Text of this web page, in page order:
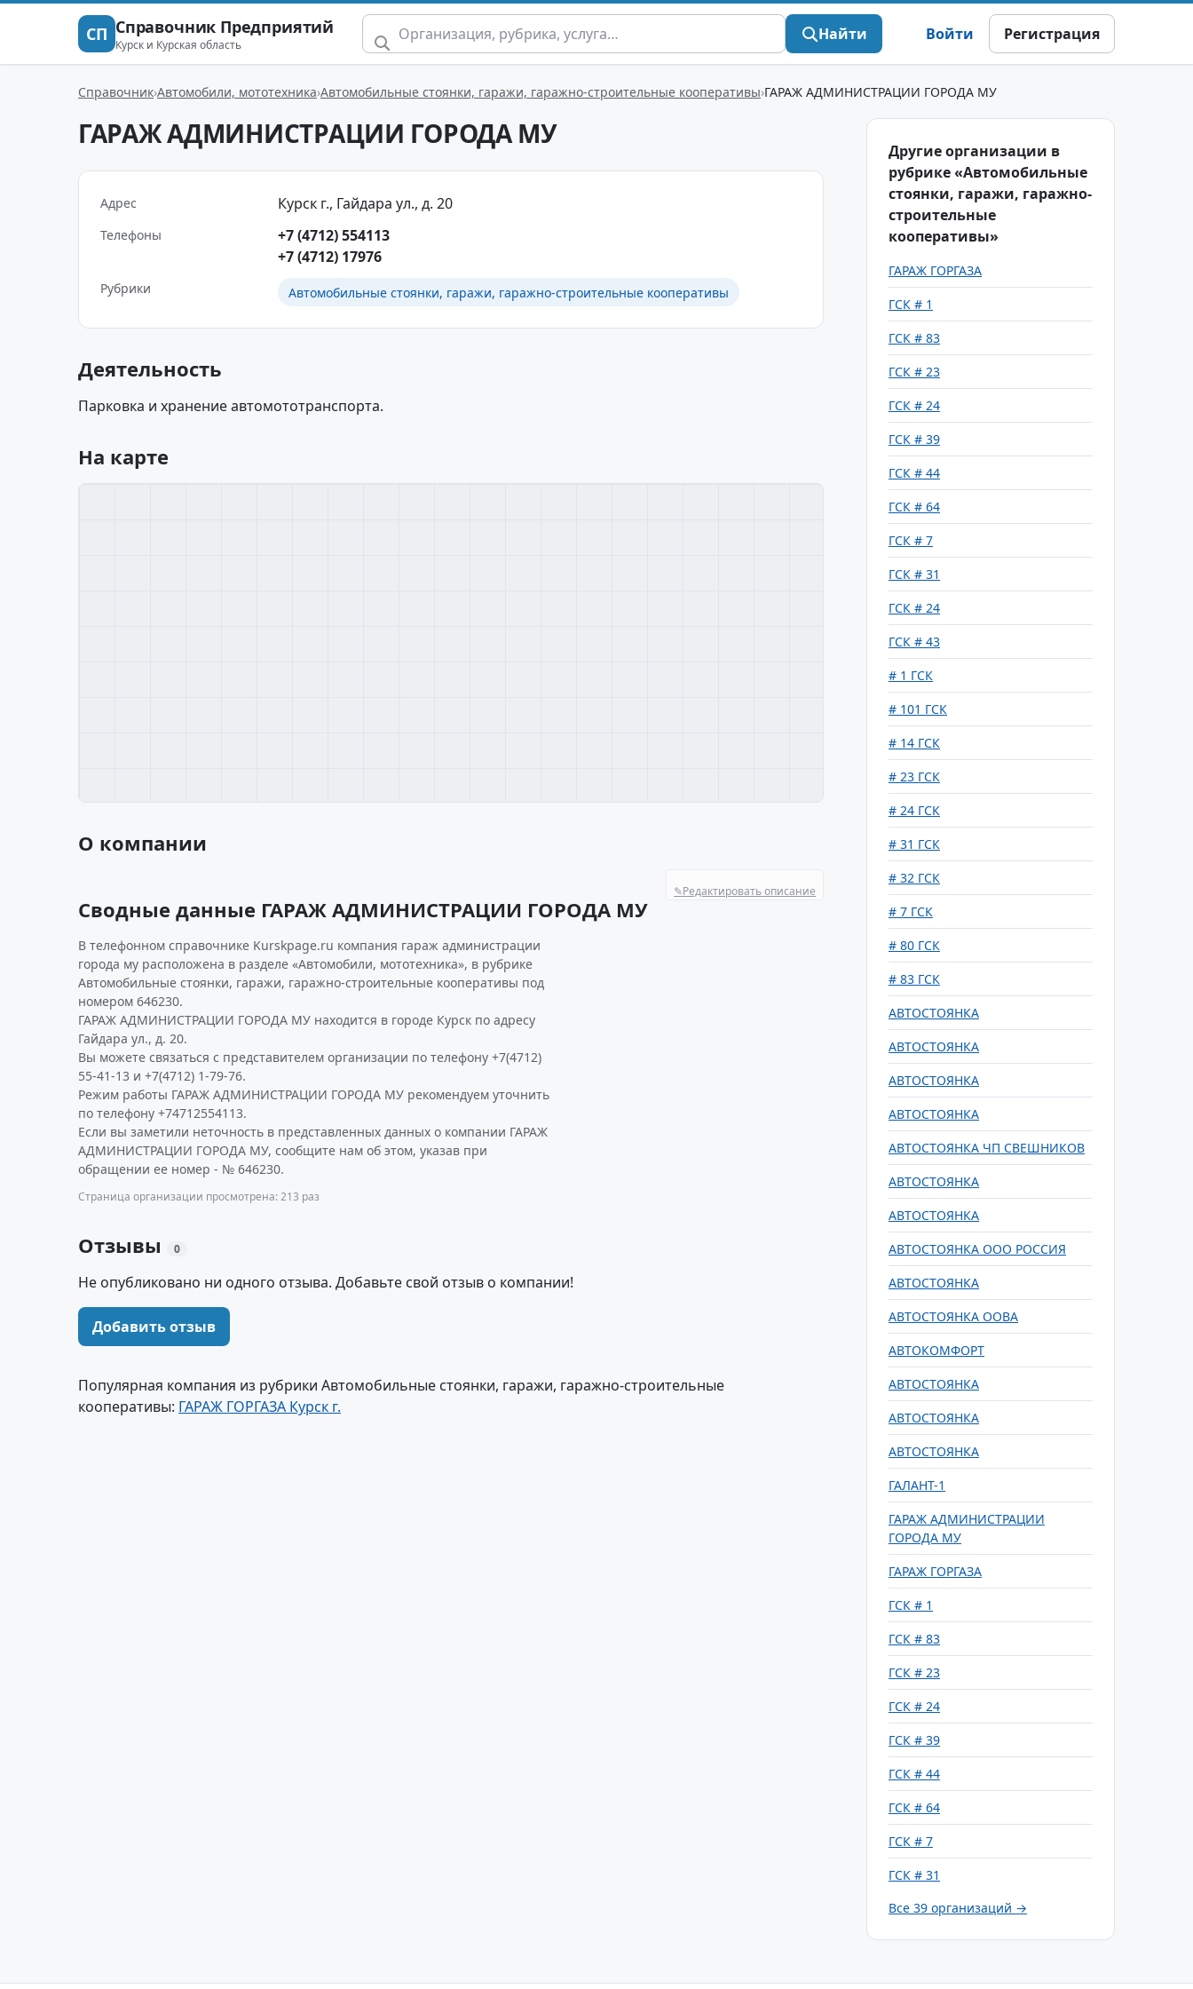
СП Справочник Предприятий
Курск и Курская область
Найти Войти Регистрация
Справочник Автомобили, мототехника Автомобильные стоянки, гаражи, гаражно-строительные кооперативы ГАРАЖ АДМИНИСТРАЦИИ ГОРОДА МУ
ГАРАЖ АДМИНИСТРАЦИИ ГОРОДА МУ
Адрес Курск г., Гайдара ул., д. 20
Телефоны
+7 (4712) 554113
+7 (4712) 17976
Рубрики Автомобильные стоянки, гаражи, гаражно-строительные кооперативы
Деятельность
Парковка и хранение автомототранспорта.
На карте
О компании
✎Редактировать описание
Сводные данные ГАРАЖ АДМИНИСТРАЦИИ ГОРОДА МУ
В телефонном справочнике Kurskpage.ru компания гараж администрации
города му расположена в разделе «Автомобили, мототехника», в рубрике
Автомобильные стоянки, гаражи, гаражно-строительные кооперативы под
номером 646230.
ГАРАЖ АДМИНИСТРАЦИИ ГОРОДА МУ находится в городе Курск по адресу
Гайдара ул., д. 20.
Вы можете связаться с представителем организации по телефону +7(4712)
55-41-13 и +7(4712) 1-79-76.
Режим работы ГАРАЖ АДМИНИСТРАЦИИ ГОРОДА МУ рекомендуем уточнить
по телефону +74712554113.
Если вы заметили неточность в представленных данных о компании ГАРАЖ
АДМИНИСТРАЦИИ ГОРОДА МУ, сообщите нам об этом, указав при
обращении ее номер - № 646230.
Страница организации просмотрена: 213 раз
Отзывы 0
Не опубликовано ни одного отзыва. Добавьте свой отзыв о компании!
Добавить отзыв
Популярная компания из рубрики Автомобильные стоянки, гаражи, гаражно-строительные
кооперативы: ГАРАЖ ГОРГАЗА Курск г.
Другие организации в
рубрике «Автомобильные
стоянки, гаражи, гаражно-
строительные
кооперативы»
ГАРАЖ ГОРГАЗА
ГСК # 1
ГСК # 83
ГСК # 23
ГСК # 24
ГСК # 39
ГСК # 44
ГСК # 64
ГСК # 7
ГСК # 31
ГСК # 24
ГСК # 43
# 1 ГСК
# 101 ГСК
# 14 ГСК
# 23 ГСК
# 24 ГСК
# 31 ГСК
# 32 ГСК
# 7 ГСК
# 80 ГСК
# 83 ГСК
АВТОСТОЯНКА
АВТОСТОЯНКА
АВТОСТОЯНКА
АВТОСТОЯНКА
АВТОСТОЯНКА ЧП СВЕШНИКОВ
АВТОСТОЯНКА
АВТОСТОЯНКА
АВТОСТОЯНКА ООО РОССИЯ
АВТОСТОЯНКА
АВТОСТОЯНКА ООВА
АВТОКОМФОРТ
АВТОСТОЯНКА
АВТОСТОЯНКА
АВТОСТОЯНКА
ГАЛАНТ-1
ГАРАЖ АДМИНИСТРАЦИИ
ГОРОДА МУ
ГАРАЖ ГОРГАЗА
ГСК # 1
ГСК # 83
ГСК # 23
ГСК # 24
ГСК # 39
ГСК # 44
ГСК # 64
ГСК # 7
ГСК # 31
Все 39 организаций →